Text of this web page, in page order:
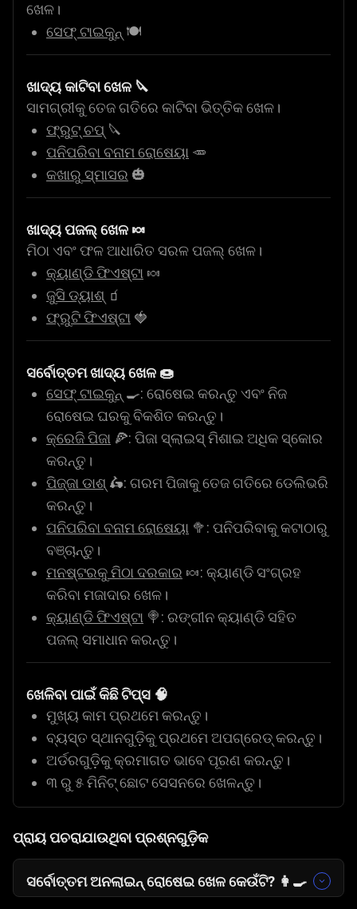
ଖେଳ।
ସେଫ୍ ଟାଇକୁନ୍ 🍽️
ଖାଦ୍ୟ କାଟିବା ଖେଳ 🔪
ସାମଗ୍ରୀକୁ ତେଜ ଗତିରେ କାଟିବା ଭିତ୍ତିକ ଖେଳ।
ଫ୍ରୁଟ୍ ଚପ୍ 🔪
ପନିପରିବା ବନାମ ରୋଷେୟା 🥕
କଖାରୁ ସ୍ମାସର 🎃
ଖାଦ୍ୟ ପଜଲ୍ ଖେଳ 🍬
ମିଠା ଏବଂ ଫଳ ଆଧାରିତ ସରଳ ପଜଲ୍ ଖେଳ।
କ୍ୟାଣ୍ଡି ଫିଏଷ୍ଟା 🍬
ଜୁସି ଡ୍ୟାଶ୍ 🧃
ଫ୍ରୁଟି ଫିଏଷ୍ଟା 🍓
ସର୍ବୋତ୍ତମ ଖାଦ୍ୟ ଖେଳ 🍩
ସେଫ୍ ଟାଇକୁନ୍ 🍳: ରୋଷେଇ କରନ୍ତୁ ଏବଂ ନିଜ
ରୋଷେଇ ଘରକୁ ବିକଶିତ କରନ୍ତୁ।
କ୍ରେଜି ପିଜା 🍕: ପିଜା ସ୍ଲାଇସ୍ ମିଶାଇ ଅଧିକ ସ୍କୋର
କରନ୍ତୁ।
ପିଜ୍ଜା ଡାଶ୍ 🛵: ଗରମ ପିଜାକୁ ତେଜ ଗତିରେ ଡେଲିଭରି
କରନ୍ତୁ।
ପନିପରିବା ବନାମ ରୋଷେୟା 🥦: ପନିପରିବାକୁ କଟାଠାରୁ
ବଞ୍ଚାନ୍ତୁ।
ମନଷ୍ଟରକୁ ମିଠା ଦରକାର 🍬: କ୍ୟାଣ୍ଡି ସଂଗ୍ରହ
କରିବା ମଜାଦାର ଖେଳ।
କ୍ୟାଣ୍ଡି ଫିଏଷ୍ଟା 🍭: ରଙ୍ଗୀନ କ୍ୟାଣ୍ଡି ସହିତ
ପଜଲ୍ ସମାଧାନ କରନ୍ତୁ।
ଖେଳିବା ପାଇଁ କିଛି ଟିପ୍ସ 🧠
ମୁଖ୍ୟ କାମ ପ୍ରଥମେ କରନ୍ତୁ।
ବ୍ୟସ୍ତ ସ୍ଥାନଗୁଡ଼ିକୁ ପ୍ରଥମେ ଅପଗ୍ରେଡ୍ କରନ୍ତୁ।
ଅର୍ଡରଗୁଡ଼ିକୁ କ୍ରମାଗତ ଭାବେ ପୂରଣ କରନ୍ତୁ।
୩ ରୁ ୫ ମିନିଟ୍ ଛୋଟ ସେସନରେ ଖେଳନ୍ତୁ।
ପ୍ରାୟ ପଚରାଯାଉଥିବା ପ୍ରଶ୍ନଗୁଡ଼ିକ
ସର୍ବୋତ୍ତମ ଅନଲାଇନ୍ ରୋଷେଇ ଖେଳ କେଉଁଟି? 👩‍🍳
ରୋଷେଇ ଘର ପରିଚାଳନା ପସନ୍ଦ କରୁଥିବା ଲୋକଙ୍କ ପାଇଁ